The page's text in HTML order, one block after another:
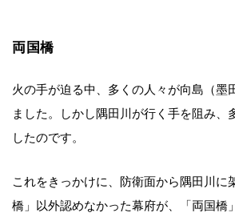
両国橋
火の手が迫る中、多くの人々が向島（墨
ました。しかし隅田川が行く手を阻み、
したのです。
これをきっかけに、防衛面から隅田川に
橋」以外認めなかった幕府が、「両国橋